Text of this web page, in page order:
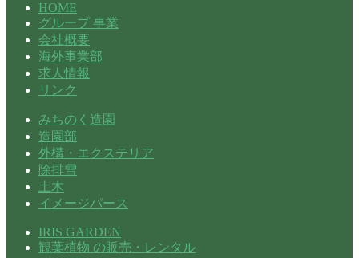
HOME
グループ 事業
会社概要
海外事業部
求人情報
リンク
みちのく造園
造園部
外構・エクステリア
除排雪
土木
イメージパース
IRIS GARDEN
観葉植物 の販売・レンタル